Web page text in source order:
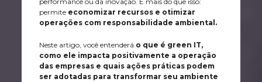
permite economizar recursos e otimizar
operações com responsabilidade ambiental.
Neste artigo, você entenderá o que é green IT,
como ele impacta positivamente a operação
das empresas e quais ações práticas podem
ser adotadas para transformar seu ambiente